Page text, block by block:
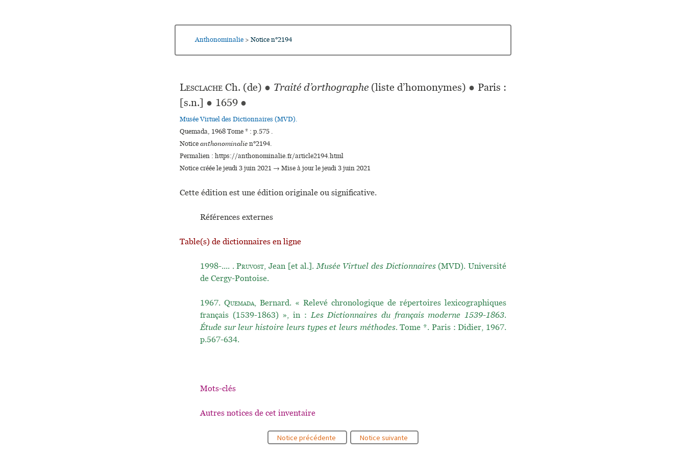
Anthonominalie > Notice n°2194
Lesclache Ch. (de) ● Traité d’orthographe (liste d’homonymes) ● Paris :
[s.n.] ● 1659 ●
Musée Virtuel des Dictionnaires (MVD).
Quemada, 1968 Tome * : p.575 .
Noticeanthonominalien°2194.
Permalien : https://anthonominalie.fr/article2194.html
Notice créée le jeudi 3 juin 2021 → Mise à jour le jeudi 3 juin 2021
Cette édition est une édition originale ou significative.
Références externes
Table(s) de dictionnaires en ligne
1998-.... .Pruvost, Jean [et al.].Musée Virtuel des Dictionnaires(MVD). Université
de Cergy-Pontoise.
1967. Quemada, Bernard. « Relevé chronologique de répertoires lexicographiques
français (1539-1863) », in :Les Dictionnaires du français moderne 1539-1863.
Étude sur leur histoire leurs types et leurs méthodes. Tome *. Paris : Didier, 1967.
p.567-634.
Mots-clés
Autres notices de cet inventaire
Notice précédente Notice suivante